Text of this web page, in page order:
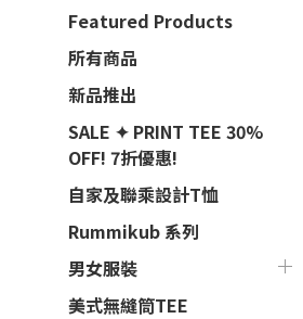
Featured Products
所有商品
新品推出
SALE ✦ PRINT TEE 30%
OFF! 7折優惠!
自家及聯乘設計T恤
Rummikub 系列
男女服裝
美式無縫筒TEE